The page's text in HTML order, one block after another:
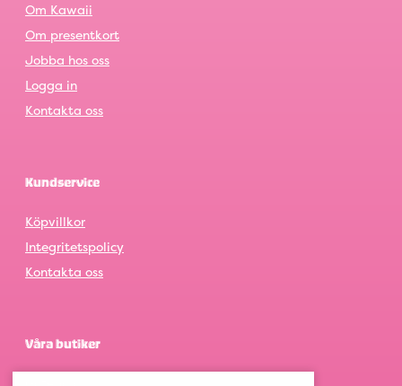
Om Kawaii
Om presentkort
Jobba hos oss
Logga in
Kontakta oss
Kundservice
Köpvillkor
Integritetspolicy
Kontakta oss
Våra butiker